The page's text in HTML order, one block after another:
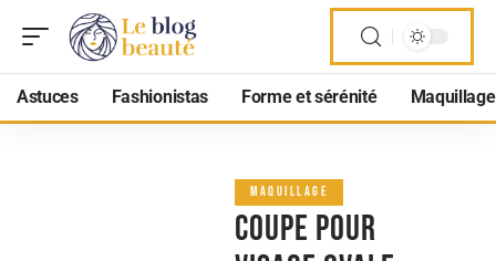
Astuces Fashionistas Forme et sérénité Maquillage
MAQUILLAGE
Coupe pour